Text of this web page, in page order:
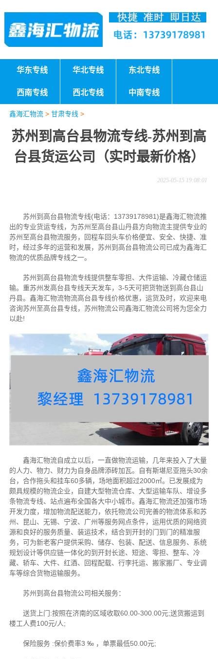
华东专线 华北专线 东北专线
西南专线 西北专线 中南专线
鑫海汇物流> 甘肃专线 >
苏州到高台县物流专线-苏州到高
台县货运公司（实时最新价格）
2025-05-15 19:08:01
苏州到高台县物流专线(电话：13739178981)是鑫海汇物流推
出的专业货运专线，为苏州至高台县山丹县方向物流主提供专业的
苏州至高台县物流服务，回程车回头车价格便宜、安全、快捷、准
时，经过多年的运营和发展，苏州到高台县物流公司已成为鑫海汇
物流的优质品牌专线之一。
苏州到高台县物流专线提供整车零担、大件运输、冷藏仓储运
输。重苏州发高台县专线天天发车，3-5天可把货物送到高台县山
丹县。 鑫海汇物流物流高台县专线价格优惠，运货及时，欢迎来电
咨询苏州至高台县专线，苏州物流公司鑫海汇物流公司将为您全力
以赴!
鑫海汇物流自成立以后，一直做物流运输，几年来投入了大量
的人力、物力、财力为自身品牌添砖加瓦。自有斯堪尼亚拖头30余
台，合作拖头和挂车60多辆，场地面积超过2000㎡。已发展成为
颇具规模的物流企业，自建大型物流仓库、大型运输车队、增设多
条物流专线、站点遍布全国各大中小城市。鑫海汇物流还加强市场
开发力度，增加物流配送能力，依托物流公司完善的物流体系和苏
州、昆山、无锡、宁波、广州等服务网点条件，运用优质的网络资
源和良好的服务质量、装运技术，结合到开封的门到门的精准服
务，可为新老客户提供采购、储存、包装、配送、信息服务、系统
规划设计等供应链一体化的到开封长途、短途、零担、整车、冷
藏、轿车、大件、红酒、回程配载、行李托运、搬家搬厂、专业调
车等综合货物运输服务。
苏州到高台县物流公司相关服务：
送货上门:按照在济南的区域收取60.00-300.00元;送货搬运到
楼工人费100元/人;
保险服务 :保价费率3 ‰ ，单票最低50.00元;